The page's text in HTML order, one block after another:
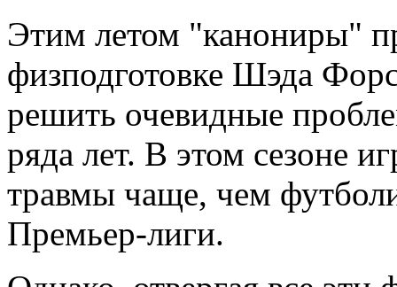
Этим летом "канониры"
физподготовке Шэда
решить очевидные
ряда лет. В этом сезоне
травмы чаще, чем
Премьер-лиги.